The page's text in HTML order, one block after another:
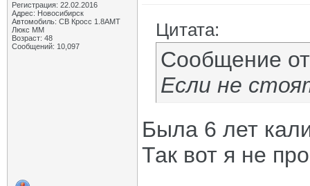
Регистрация: 22.02.2016
Адрес: Новосибирск
Автомобиль: СВ Кросс 1.8АМТ
Люкс ММ
Возраст: 48
Сообщений: 10,097
Цитата:
Сообщение
Если не
Была 6 лет
Так вот я не